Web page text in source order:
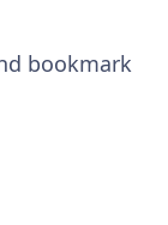
bookmark